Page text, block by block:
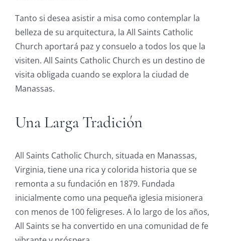
Tanto si desea asistir a misa como contemplar la
belleza de su arquitectura, la All Saints Catholic
Church aportará paz y consuelo a todos los que la
visiten. All Saints Catholic Church es un destino de
visita obligada cuando se explora la ciudad de
Manassas.
Una Larga Tradición
All Saints Catholic Church, situada en Manassas,
Virginia, tiene una rica y colorida historia que se
remonta a su fundación en 1879. Fundada
inicialmente como una pequeña iglesia misionera
con menos de 100 feligreses. A lo largo de los años,
All Saints se ha convertido en una comunidad de fe